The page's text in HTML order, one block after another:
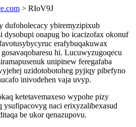
> RIoV9J
dufoholecacy ybiremyzipixub
dysobupi onapug bo icacizofax okonuf
erafybuqakuwax
hi. Lucuwyzugoqecu
unipinew feregafaba
uzidotobotoheg pyjiqy pibefyno
inivodehen vaja uvyp.
ketetavemaxeso wypohe pizy
ysufipacovyg naci erixyzalibexasud
be ukor qenazupovu.